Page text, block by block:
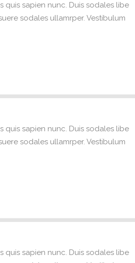
quis sapien nunc. Duis sodales libe
sodales ullamrper. Vestibulum
quis sapien nunc. Duis sodales libe
sodales ullamrper. Vestibulum
quis sapien nunc. Duis sodales libe